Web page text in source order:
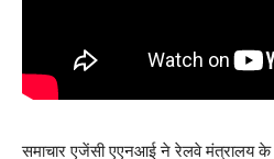
समाचार एजेंसी एएनआई ने रेलवे मंत्रालय के